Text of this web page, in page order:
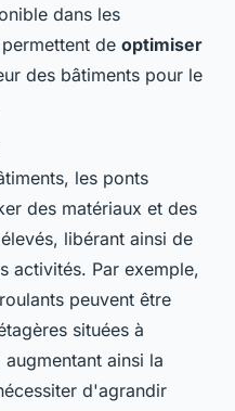
dans les
de optimiser
des bâtiments pour le
les ponts
des matériaux et des
libérant ainsi de
activités. Par exemple,
peuvent être
situées à
ainsi la
d'agrandir